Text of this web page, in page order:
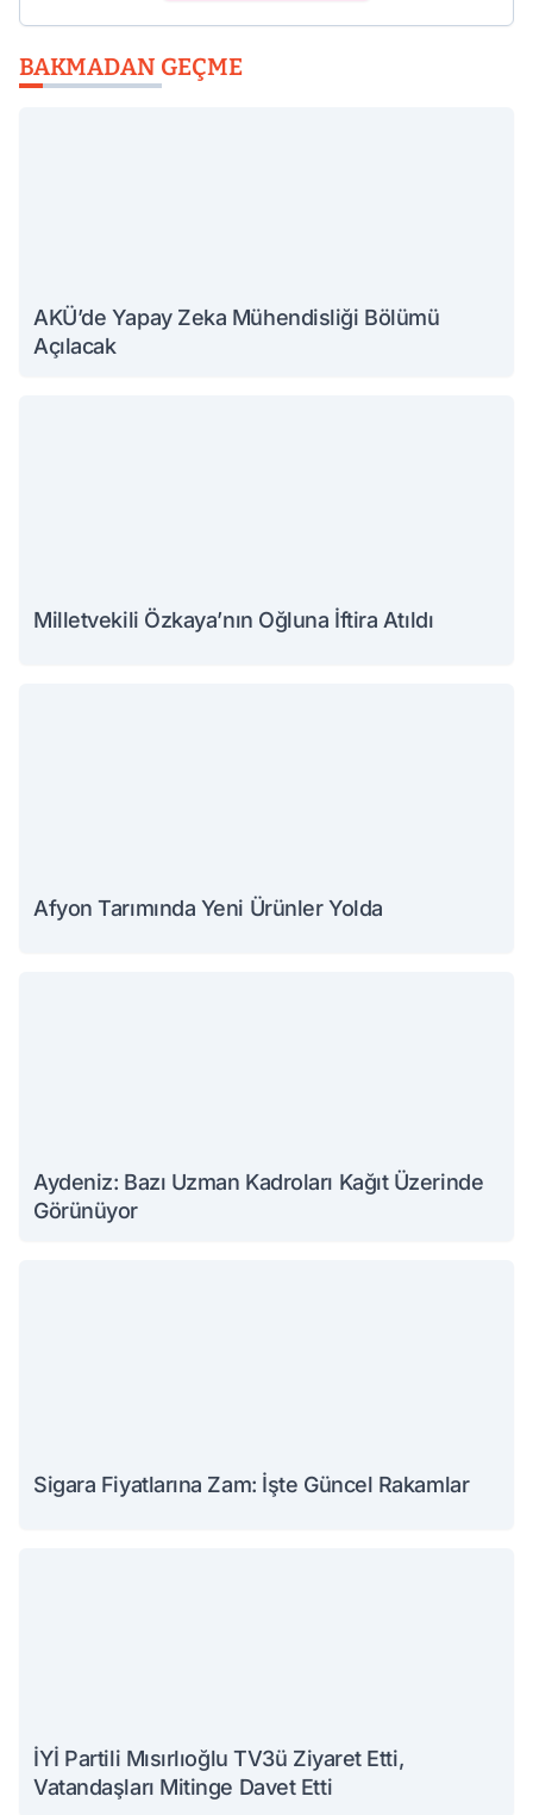
BAKMADAN GEÇME
AKÜ’de Yapay Zeka Mühendisliği Bölümü
Açılacak
Milletvekili Özkaya’nın Oğluna İftira Atıldı
Afyon Tarımında Yeni Ürünler Yolda
Aydeniz: Bazı Uzman Kadroları Kağıt Üzerinde
Görünüyor
Sigara Fiyatlarına Zam: İşte Güncel Rakamlar
İYİ Partili Mısırlıoğlu TV3ü Ziyaret Etti,
Vatandaşları Mitinge Davet Etti